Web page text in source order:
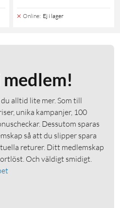
Online: Ej i lager
medlem!
alltid lite mer. Som till
unika kampanjer, 100
Dessutom sparas
så att du slipper spara
returer. Ditt medlemskap
Och väldigt smidigt.